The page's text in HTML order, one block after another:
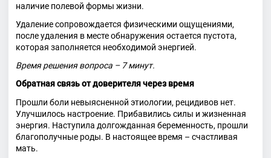
наличие полевой формы жизни.
Удаление сопровождается физическими ощущениями,
после удаления в месте обнаружения остается пустота,
которая заполняется необходимой энергией.
Время решения вопроса – 7 минут.
Обратная связь от доверителя через время
Прошли боли невыясненной этиологии, рецидивов нет.
Улучшилось настроение. Прибавились силы и жизненная
энергия. Наступила долгожданная беременность, прошли
благополучные роды. В настоящее время – счастливая
мать.